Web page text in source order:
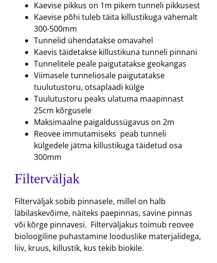
Kaevise pikkus on 1m pikem tunneli pikkusest
Kaevise põhi tuleb täita killustikuga vähemalt
300-500mm
Tunnelid ühendatakse omavahel
Kaevis täidetakse killustikuna tunneli pinnani
Tunnelitele peale paigutatakse geokangas
Viimasele tunneliosale paigutatakse
tuulutustoru, otsaplaadi külge
Tuulutustoru peaks ulatuma maapinnast
25cm kõrgusele
Maksimaalne paigaldussügavus on 2m
Reovee immutamiseks peab tunneli
külgedele jätma killustikuga täidetud osa
300mm
Filterväljak
Filterväljak sobib pinnasele, millel on halb
läbilaskevõime, näiteks paepinnas, savine pinnas
või kõrge pinnavesi. Filterväljakus toimub reovee
bioloogiline puhastamine looduslike materjalidega,
liiv, kruus, killustik, kus tekib biokile.